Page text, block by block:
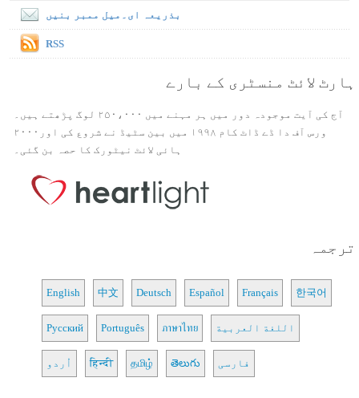
بذریعہ ای۔میل ممبر بنیں
RSS
ہارٹ لائٹ منسٹری کے بارے
آج کی آیت موجودہ دور میں ہر مہنے میں ۲۵۰،۰۰۰ لوگ پڑھتے ہیں۔
ورس آف دا ڈے ڈاٹ کام ۱۹۹۸ میں بین سٹیڈ نے شروع کی اور۲۰۰۰
ہائی لائٹ نیٹورک کا حصہ بن گئی۔
ترجمہ
English 中文 Deutsch Español Français 한국어
Русский Português ภาษาไทย اللغة العربية
اُردو हिन्दी தமிழ் తెలుగు فارسی